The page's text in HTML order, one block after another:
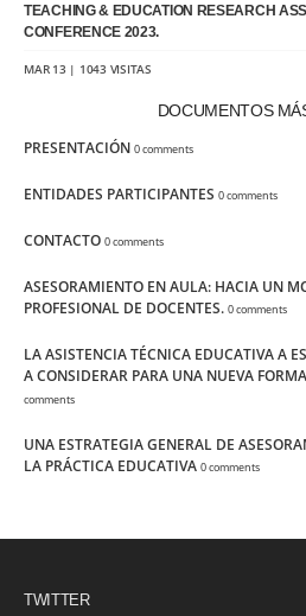
TEACHING & EDUCATION RESEARCH
CONFERENCE 2023.
MAR 13 | 1043 VISITAS
DOCUMENTOS
PRESENTACIÓN 0 comments
ENTIDADES PARTICIPANTES 0 comments
CONTACTO 0 comments
ASESORAMIENTO EN AULA: HACIA UN
PROFESIONAL DE DOCENTES. 0 comments
LA ASISTENCIA TÉCNICA EDUCATIVA A
A CONSIDERAR PARA UNA NUEVA
comments
UNA ESTRATEGIA GENERAL DE
LA PRÁCTICA EDUCATIVA 0 comments
TWITTER